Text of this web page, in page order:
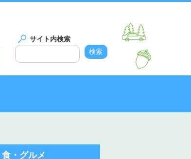
サイト内検索
食・グルメ